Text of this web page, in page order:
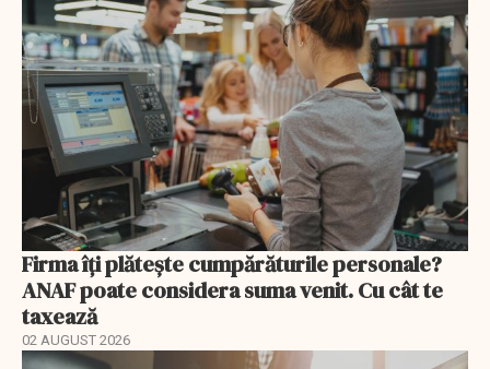
Firma îți plătește cumpărăturile personale?
ANAF poate considera suma venit. Cu cât te
taxează
02 AUGUST 2026